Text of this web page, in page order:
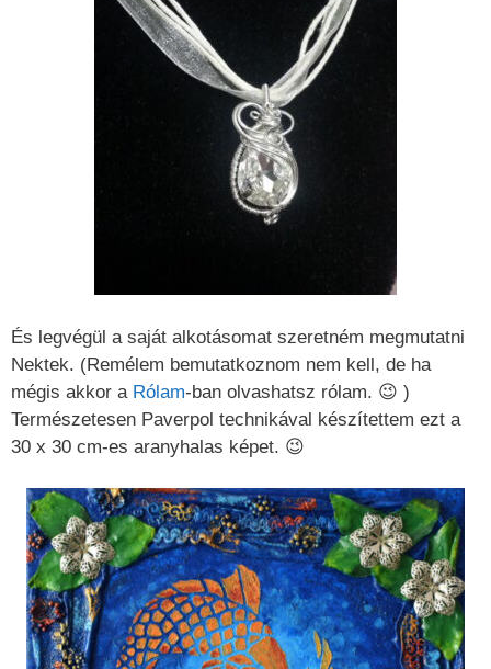
És legvégül a saját alkotásomat szeretném megmutatni
Nektek. (Remélem bemutatkoznom nem kell, de ha
mégis akkor a Rólam-ban olvashatsz rólam. 😉 )
Természetesen Paverpol technikával készítettem ezt a
30 x 30 cm-es aranyhalas képet. 😉